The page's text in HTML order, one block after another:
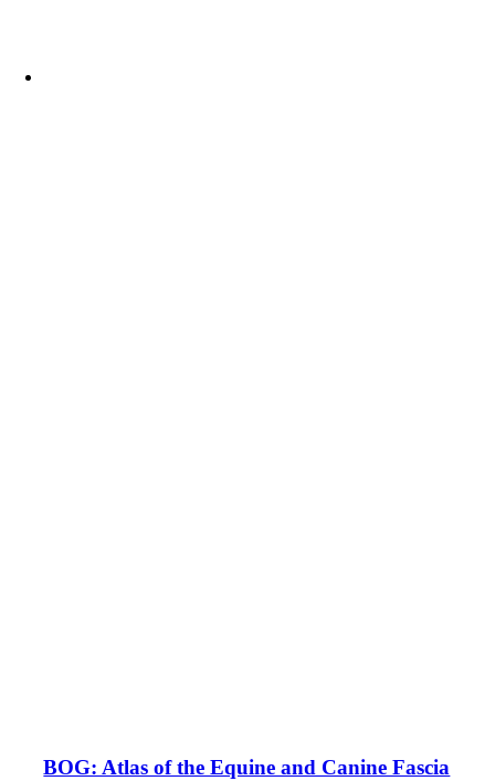
BOG: Atlas of the Equine and Canine Fascia